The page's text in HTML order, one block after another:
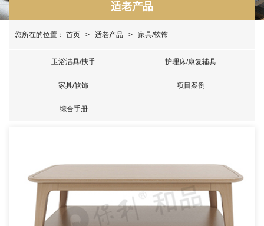
适老产品
您所在的位置： 首页 > 适老产品 > 家具/软饰
卫浴洁具/扶手 护理床/康复辅具
家具/软饰 项目案例
综合手册